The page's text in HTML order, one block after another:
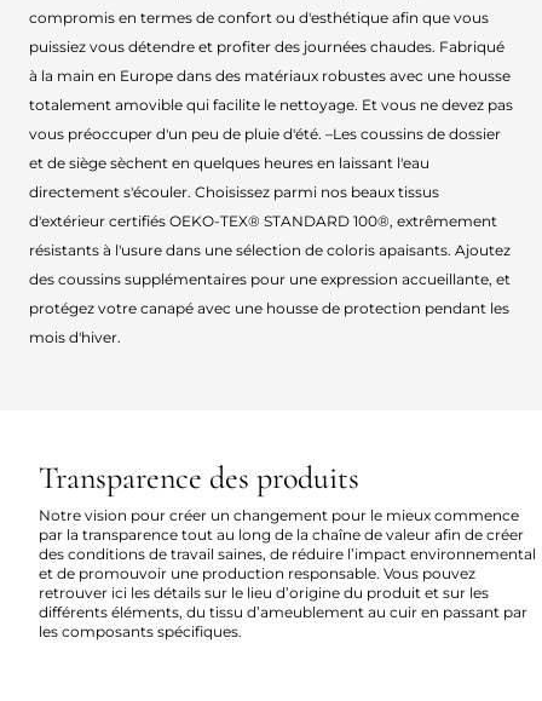
compromis en termes de confort ou d'esthétique afin que vous
puissiez vous détendre et profiter des journées chaudes. Fabriqué
à la main en Europe dans des matériaux robustes avec une housse
totalement amovible qui facilite le nettoyage. Et vous ne devez pas
vous préoccuper d'un peu de pluie d'été. –Les coussins de dossier
et de siège sèchent en quelques heures en laissant l'eau
directement s'écouler. Choisissez parmi nos beaux tissus
d'extérieur certifiés OEKO-TEX® STANDARD 100®, extrêmement
résistants à l'usure dans une sélection de coloris apaisants. Ajoutez
des coussins supplémentaires pour une expression accueillante, et
protégez votre canapé avec une housse de protection pendant les
mois d'hiver.
Transparence des produits
Notre vision pour créer un changement pour le mieux commence
par la transparence tout au long de la chaîne de valeur afin de créer
des conditions de travail saines, de réduire l’impact environnemental
et de promouvoir une production responsable. Vous pouvez
retrouver ici les détails sur le lieu d’origine du produit et sur les
différents éléments, du tissu d’ameublement au cuir en passant par
les composants spécifiques.